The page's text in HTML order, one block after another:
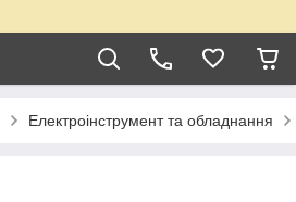
Електроінструмент та обладнання